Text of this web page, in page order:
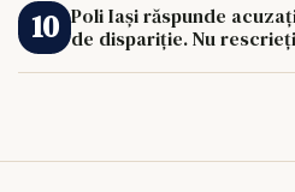
Poli Iași răspunde
de dispariție. Nu